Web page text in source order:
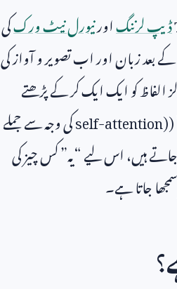
ڈیپ لرننگاورنیورل نیٹ ورککی
ایک خاص تعمیر ہے جو ۲۰۱۷ کے بعد زبان اور اب تصویر و آواز کی
الفاظ کو ایک ایک کر کے پڑھتے
(
self-attention)کی وجہ سے جملے
ہیں، اس لیے “یہ” کس چیز کی
جاتا ہے۔